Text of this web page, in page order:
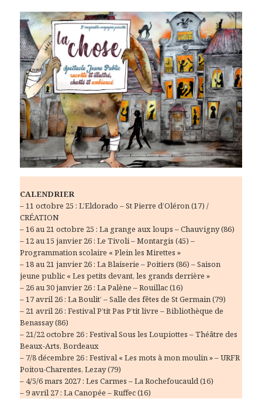
CALENDRIER
– 11 octobre 25 : L’Eldorado – St Pierre d’Oléron (17) /
CRÉATION
– 16 au 21 octobre 25 : La grange aux loups – Chauvigny (86)
– 12 au 15 janvier 26 : Le Tivoli – Montargis (45) –
Programmation scolaire « Plein les Mirettes »
– 18 au 21 janvier 26 : La Blaiserie – Poitiers (86) – Saison
jeune public « Les petits devant, les grands derrière »
– 26 au 30 janvier 26 : La Palène – Rouillac (16)
– 17 avril 26 : La Boulit’ – Salle des fêtes de St Germain (79)
– 21 avril 26 : Festival P’tit Pas P’tit livre – Bibliothèque de
Benassay (86)
– 21/22 octobre 26 : Festival Sous les Loupiottes – Théâtre des
Beaux-Arts, Bordeaux
– 7/8 décembre 26 : Festival « Les mots à mon moulin » – URFR
Poitou-Charentes, Lezay (79)
– 4/5/6 mars 2027 : Les Carmes – La Rochefoucauld (16)
– 9 avril 27 : La Canopée – Ruffec (16)